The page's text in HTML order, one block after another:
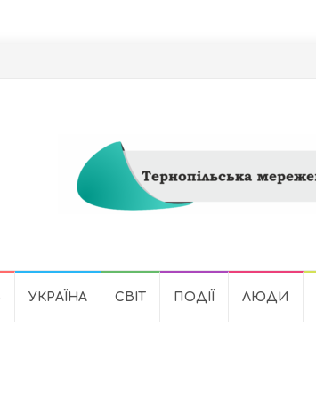
УКРАЇНА СВІТ ПОДІЇ ЛЮДИ